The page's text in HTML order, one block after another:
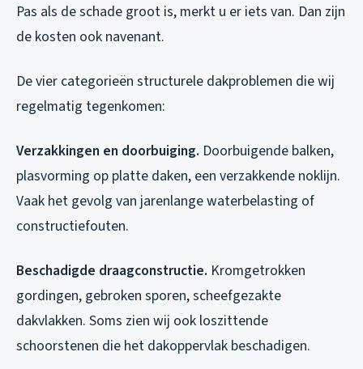
Pas als de schade groot is, merkt u er iets van. Dan zijn
de kosten ook navenant.
De vier categorieën structurele dakproblemen die wij
regelmatig tegenkomen:
Verzakkingen en doorbuiging. Doorbuigende balken,
plasvorming op platte daken, een verzakkende noklijn.
Vaak het gevolg van jarenlange waterbelasting of
constructiefouten.
Beschadigde draagconstructie. Kromgetrokken
gordingen, gebroken sporen, scheefgezakte
dakvlakken. Soms zien wij ook loszittende
schoorstenen die het dakoppervlak beschadigen.